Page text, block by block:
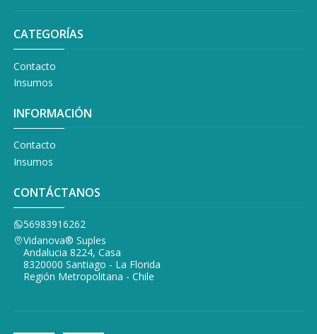
CATEGORÍAS
Contacto
Insumos
INFORMACIÓN
Contacto
Insumos
CONTÁCTANOS
56983916262
Vidanova® Suples
Andalucia 8224, Casa
8320000 Santiago - La Florida
Región Metropolitana - Chile